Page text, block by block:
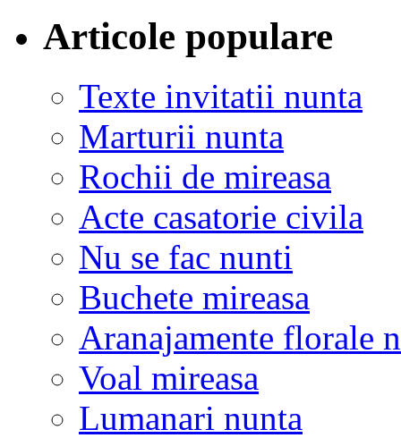
Articole populare
Texte invitatii nunta
Marturii nunta
Rochii de mireasa
Acte casatorie civila
Nu se fac nunti
Buchete mireasa
Aranajamente florale
Voal mireasa
Lumanari nunta